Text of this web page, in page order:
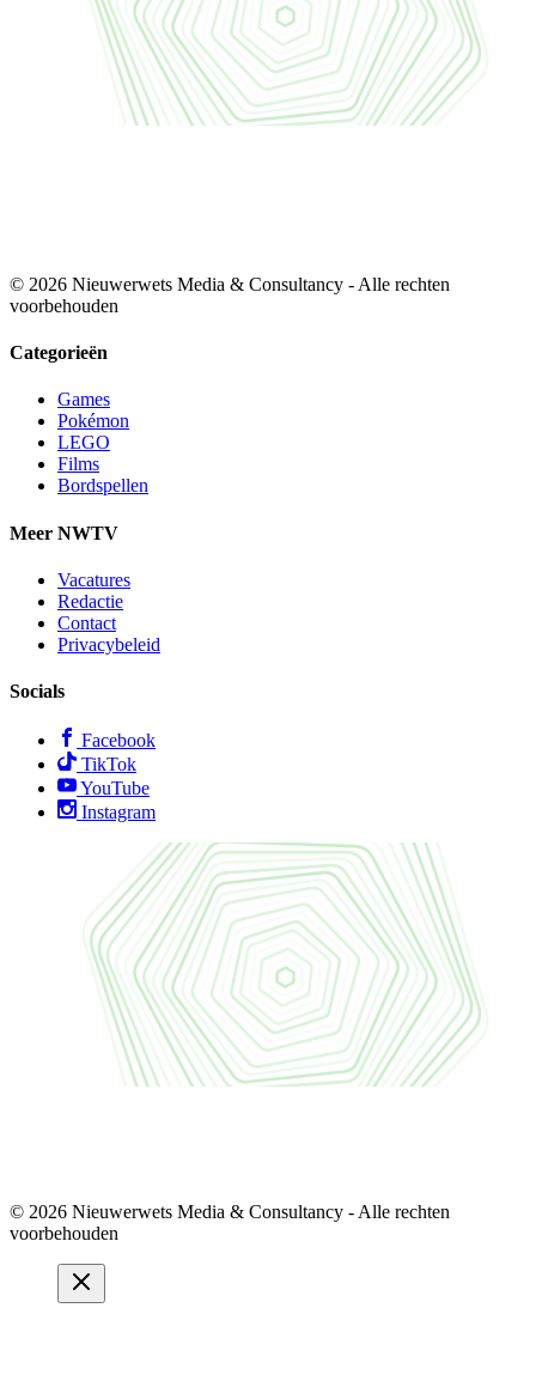
© 2026 Nieuwerwets Media & Consultancy - Alle rechten
voorbehouden
Categorieën
Games
Pokémon
LEGO
Films
Bordspellen
Meer NWTV
Vacatures
Redactie
Contact
Privacybeleid
Socials
Facebook
TikTok
YouTube
Instagram
© 2026 Nieuwerwets Media & Consultancy - Alle rechten
voorbehouden